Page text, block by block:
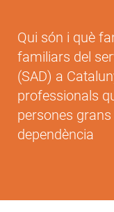
Qui són i què
familiars del
(SAD) a
professionals
persones
dependència